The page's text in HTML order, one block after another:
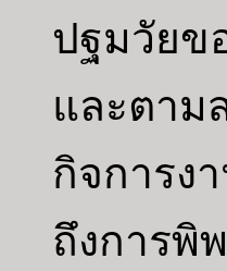
ปฐมวัยข
และตา
กิจการง
ถึงการพิ